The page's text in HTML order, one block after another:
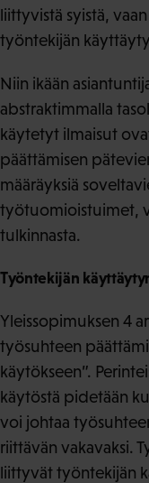
liittyvistä syistä,
työntekijän
Niin ikään
abstraktimmalla
käytetyt ilmaisut
päättämisen
määräyksiä
työtuomioistuimet,
tulkinnasta.
Työntekijän
Yleissopimuksen 4
työsuhteen
käytökseen”.
käytöstä pidetään
voi johtaa
riittävän vakavaksi.
liittyvät työntekijän